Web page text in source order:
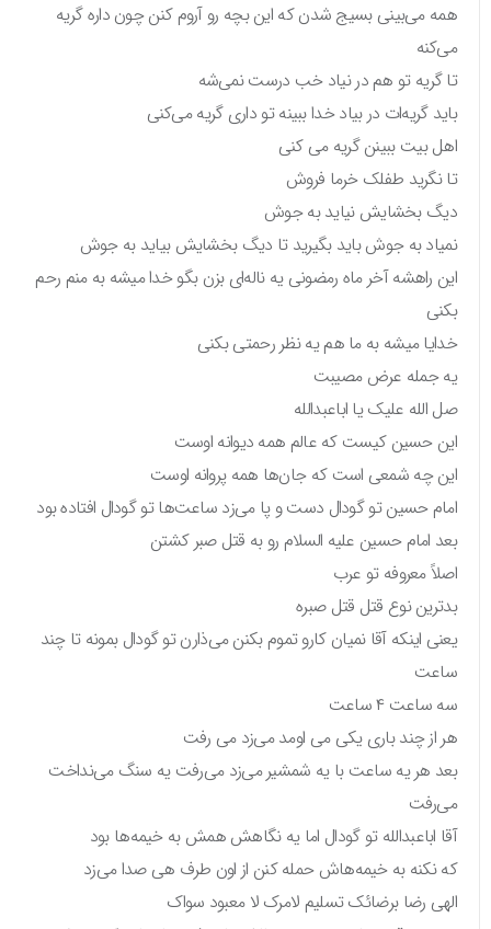
همه می‌بینی بسیج شدن که این بچه رو آروم کنن چون داره گریه
می‌کنه
تا گریه تو هم در نیاد خب درست نمی‌شه
باید گریه‌ات در بیاد خدا ببینه تو داری گریه می‌کنی
اهل بیت ببینن گریه می کنی
تا نگرید طفلک خرما فروش
دیگ بخشایش نیاید به جوش
نمیاد به جوش باید بگیرید تا دیگ بخشایش بیاید به جوش
این راهشه آخر ماه رمضونی یه ناله‌ای بزن بگو خدا میشه به منم رحم
بکنی
خدایا میشه به ما هم یه نظر رحمتی بکنی
یه جمله عرض مصیبت
صل الله علیک یا اباعبدالله
این حسین کیست که عالم همه دیوانه اوست
این چه شمعی است که جان‌ها همه پروانه اوست
امام حسین تو گودال دست و پا می‌زد ساعت‌ها تو گودال افتاده بود
بعد امام حسین علیه السلام رو به قتل صبر کشتن
اصلاً معروفه تو عرب
بدترین نوع قتل قتل صبره
یعنی اینکه آقا نمیان کارو تموم بکنن می‌ذارن تو گودال بمونه تا چند
ساعت
سه ساعت ۴ ساعت
هر از چند باری یکی می اومد می‌زد می رفت
بعد هر یه ساعت با یه شمشیر می‌زد می‌رفت یه سنگ می‌نداخت
می‌رفت
آقا اباعبدالله تو گودال اما یه نگاهش همش به خیمه‌ها بود
که نکنه به خیمه‌هاش حمله کنن از اون طرف هی صدا می‌زد
الهی رضا برضائک تسلیم لامرک لا معبود سواک